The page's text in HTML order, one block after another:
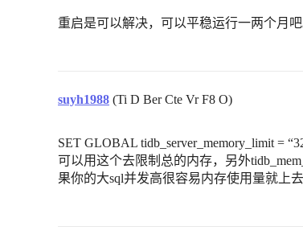
重启是可以解决，可以平稳运行一两个月
suyh1988 (Ti D Ber Cte Vr F8 O)
SET GLOBAL tidb_server_memory_limit =
可以用这个去限制总的内存，另外
果你的大sql并发高很容易内存使用量就上去